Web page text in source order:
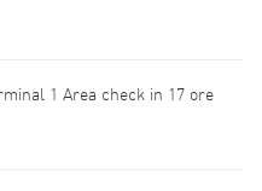
1 Area check in 17 ore